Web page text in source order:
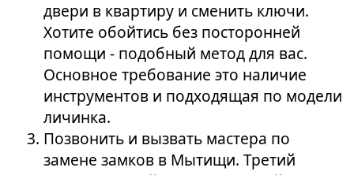
двери в квартиру и сменить ключи.
Хотите обойтись без посторонней
помощи - подобный метод для вас.
Основное требование это наличие
инструментов и подходящая по модели
личинка.
Позвонить и вызвать мастера по
замене замков в Мытищи. Третий